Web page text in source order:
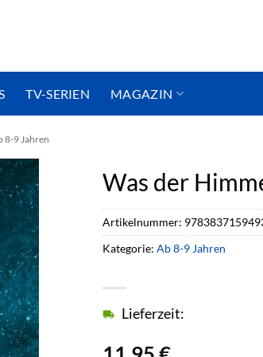
TV-SERIEN MAGAZIN
8-9 Jahren
Was der
Lieferzeit:
Artikelnummer:
Kategorie: Ab 8-9 Jahren